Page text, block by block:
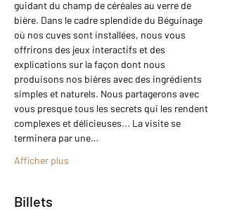
guidant du champ de céréales au verre de
bière. Dans le cadre splendide du Béguinage
où nos cuves sont installées, nous vous
offrirons des jeux interactifs et des
explications sur la façon dont nous
produisons nos bières avec des ingrédients
simples et naturels. Nous partagerons avec
vous presque tous les secrets qui les rendent
complexes et délicieuses... La visite se
terminera par une…
Afficher plus
Billets